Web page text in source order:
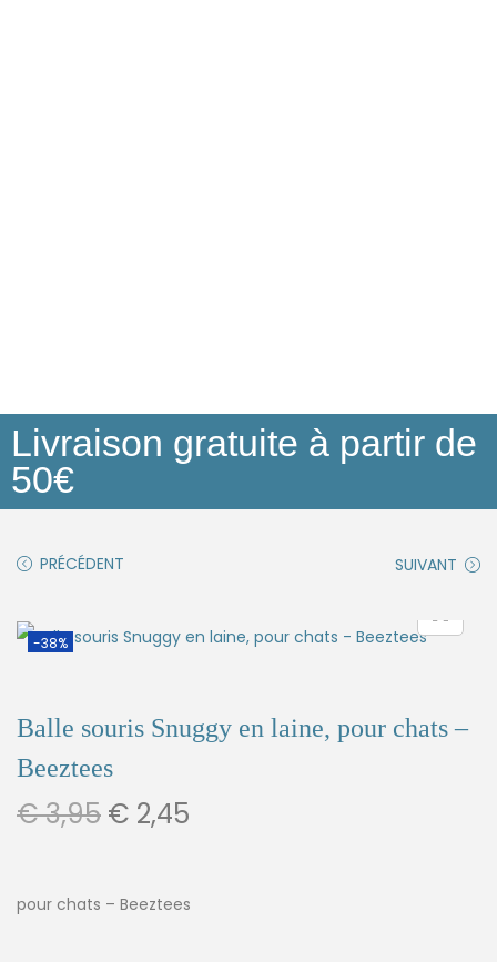
Livraison gratuite à partir de
50€
PRÉCÉDENT SUIVANT
-38%
Balle souris Snuggy en laine, pour chats –
Beeztees
€3,95 € 2,45
pour chats – Beeztees